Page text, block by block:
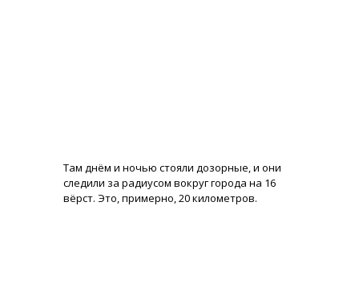
Там днём и ночью стояли дозорные, и они
следили за радиусом вокруг города на 16
вёрст. Это, примерно, 20 километров.